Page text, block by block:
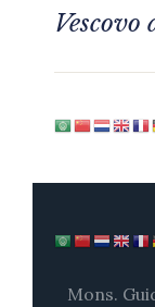
Mons.